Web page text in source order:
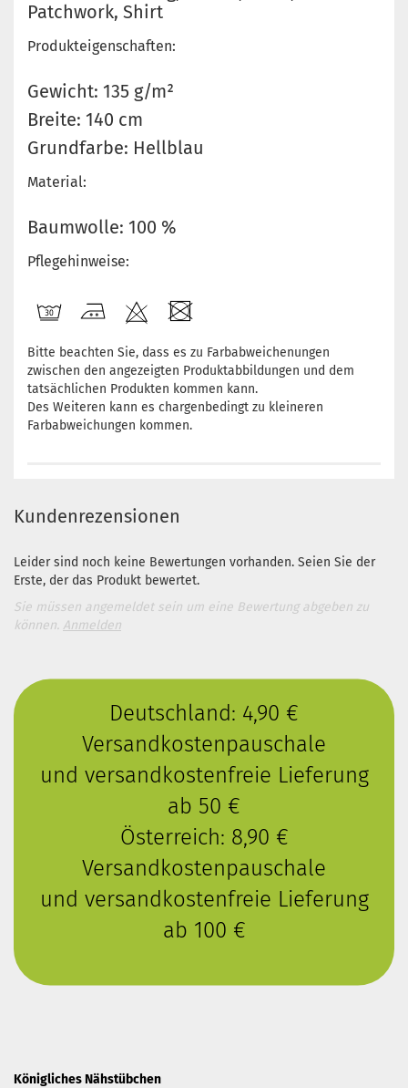
Patchwork, Shirt
Produkteigenschaften:
Gewicht: 135 g/m²
Breite: 140 cm
Grundfarbe: Hellblau
Material:
Baumwolle: 100 %
Pflegehinweise:
Bitte beachten Sie, dass es zu Farbabweichenungen
zwischen den angezeigten Produktabbildungen und dem
tatsächlichen Produkten kommen kann.
Des Weiteren kann es chargenbedingt zu kleineren
Farbabweichungen kommen.
Kundenrezensionen
Leider sind noch keine Bewertungen vorhanden. Seien Sie der
Erste, der das Produkt bewertet.
Sie müssen angemeldet sein um eine Bewertung abgeben zu
können. Anmelden
Deutschland: 4,90 €
Versandkostenpauschale
und versandkostenfreie Lieferung
ab 50 €
Österreich: 8,90 €
Versandkostenpauschale
und versandkostenfreie Lieferung
ab 100 €
Königliches Nähstübchen